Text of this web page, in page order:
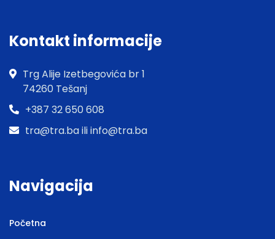
Kontakt informacije
Trg Alije Izetbegovića br 1
74260 Tešanj
+387 32 650 608
tra@tra.ba ili info@tra.ba
Navigacija
Početna